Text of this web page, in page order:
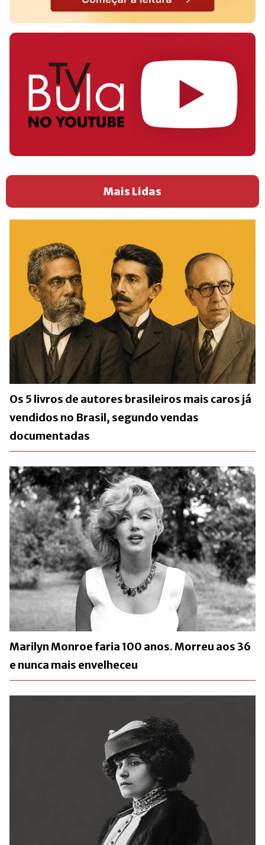
Mais Lidas
Os 5 livros de autores brasileiros mais caros já
vendidos no Brasil, segundo vendas
documentadas
Marilyn Monroe faria 100 anos. Morreu aos 36
e nunca mais envelheceu